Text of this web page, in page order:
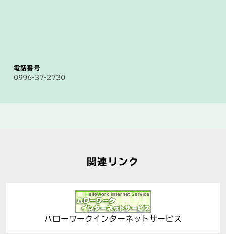
電話番号
0996-37-2730
関連リンク
ハローワークインターネットサービス